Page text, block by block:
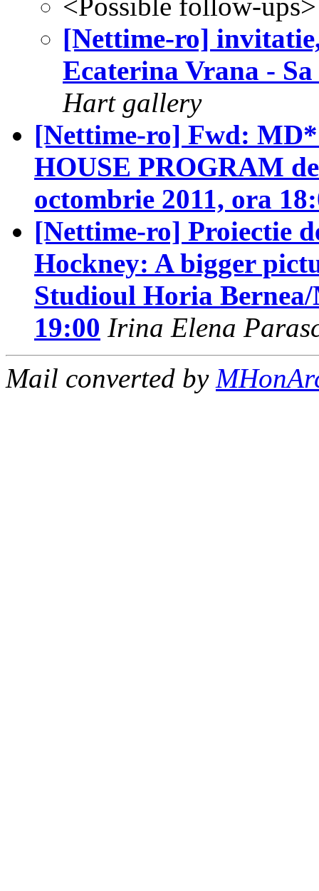
[Nettime-ro]
Ecaterina Vrana -
Hart gallery
[Nettime-ro] Fwd:
HOUSE PROGRAM
octombrie 2011, ora
[Nettime-ro] Proiectie
Hockney: A bigger
Studioul Horia
19:00 Irina Elena
Mail converted by